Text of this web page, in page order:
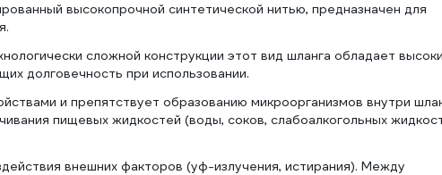
высокопрочной синтетической нитью, предназначен для
сложной конструкции этот вид шланга обладает
долговечность при использовании.
и препятствует образованию микроорганизмов внутри
пищевых жидкостей (воды, соков, слабоалкогольных
внешних факторов (уф-излучения, истирания). Между